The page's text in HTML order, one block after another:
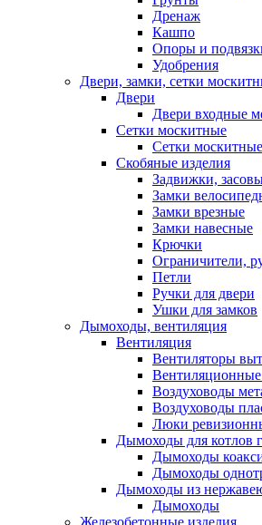
Дренаж
Кашпо
Опоры и
Удобрения
Двери, замки, сетки
Двери
Двери входные
Сетки москитные
Сетки
Скобяные изделия
Задвижки,
Замки
Замки врезные
Замки навесные
Крючки
Ограничители,
Петли
Ручки для двери
Ушки для замков
Дымоходы, вентиляция
Вентиляция
Вентиляторы
Воздуховоды
Воздуховоды
Люки
Дымоходы для котлов
Дымоходы
Дымоходы
Дымоходы из
Дымоходы
Железобетонные изделия